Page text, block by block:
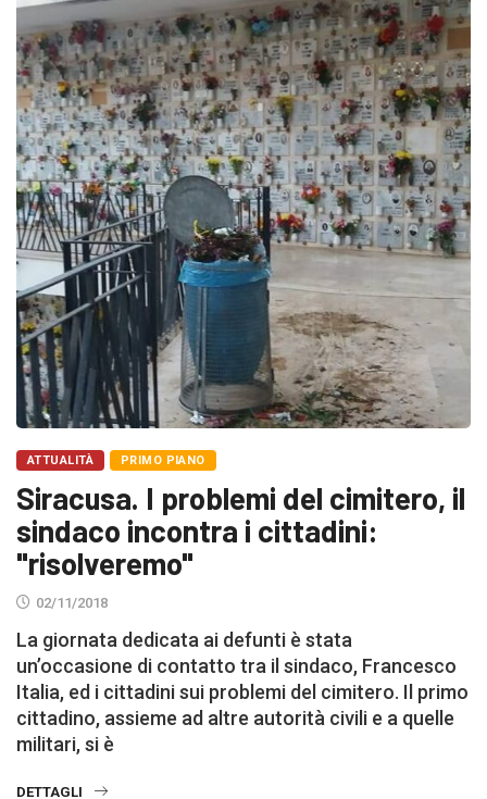
ATTUALITÀ PRIMO PIANO
Siracusa. I problemi del cimitero, il
sindaco incontra i cittadini:
"risolveremo"
02/11/2018
La giornata dedicata ai defunti è stata
un’occasione di contatto tra il sindaco, Francesco
Italia, ed i cittadini sui problemi del cimitero. Il primo
cittadino, assieme ad altre autorità civili e a quelle
militari, si è
DETTAGLI